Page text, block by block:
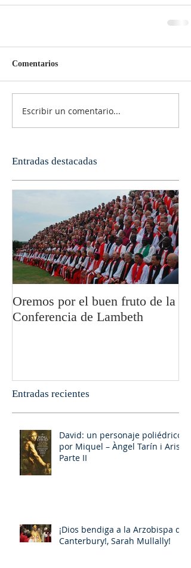
Comentarios
Escribir un comentario...
Entradas destacadas
Oremos por el buen fruto de la
Conferencia de Lambeth
Entradas recientes
David: un personaje poliédrico,
por Miquel – Àngel Tarín i Arisó
Parte II
¡Dios bendiga a la Arzobispa de
Canterbury!, Sarah Mullally!